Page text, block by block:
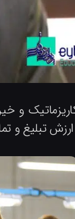
و
تبلیغ و